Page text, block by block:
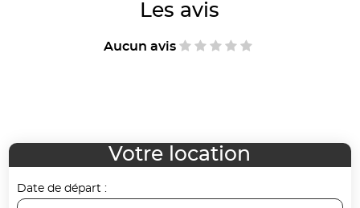
Les avis
Aucun avis
Votre location
Date de départ :